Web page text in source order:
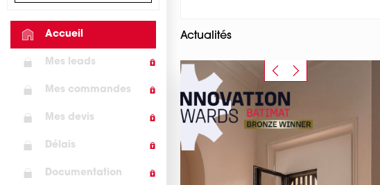
Accueil
Mes leads
Mes commandes
Mes devis
Délais
Documentation
Actualités
Previous
Next